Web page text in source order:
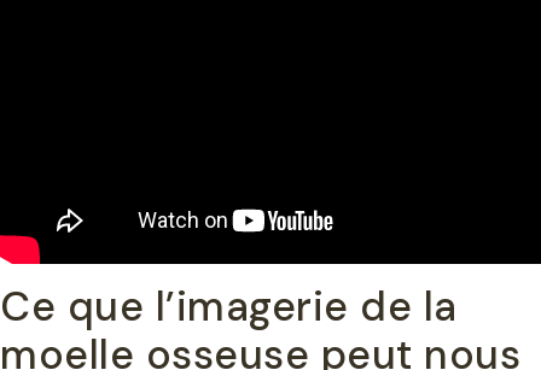
Ce que l’imagerie de la
moelle osseuse peut nous